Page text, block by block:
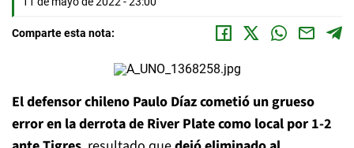
Comparte esta nota:
El defensor chileno Paulo Díaz cometió un grueso
error en la derrota de River Plate como local por 1-2